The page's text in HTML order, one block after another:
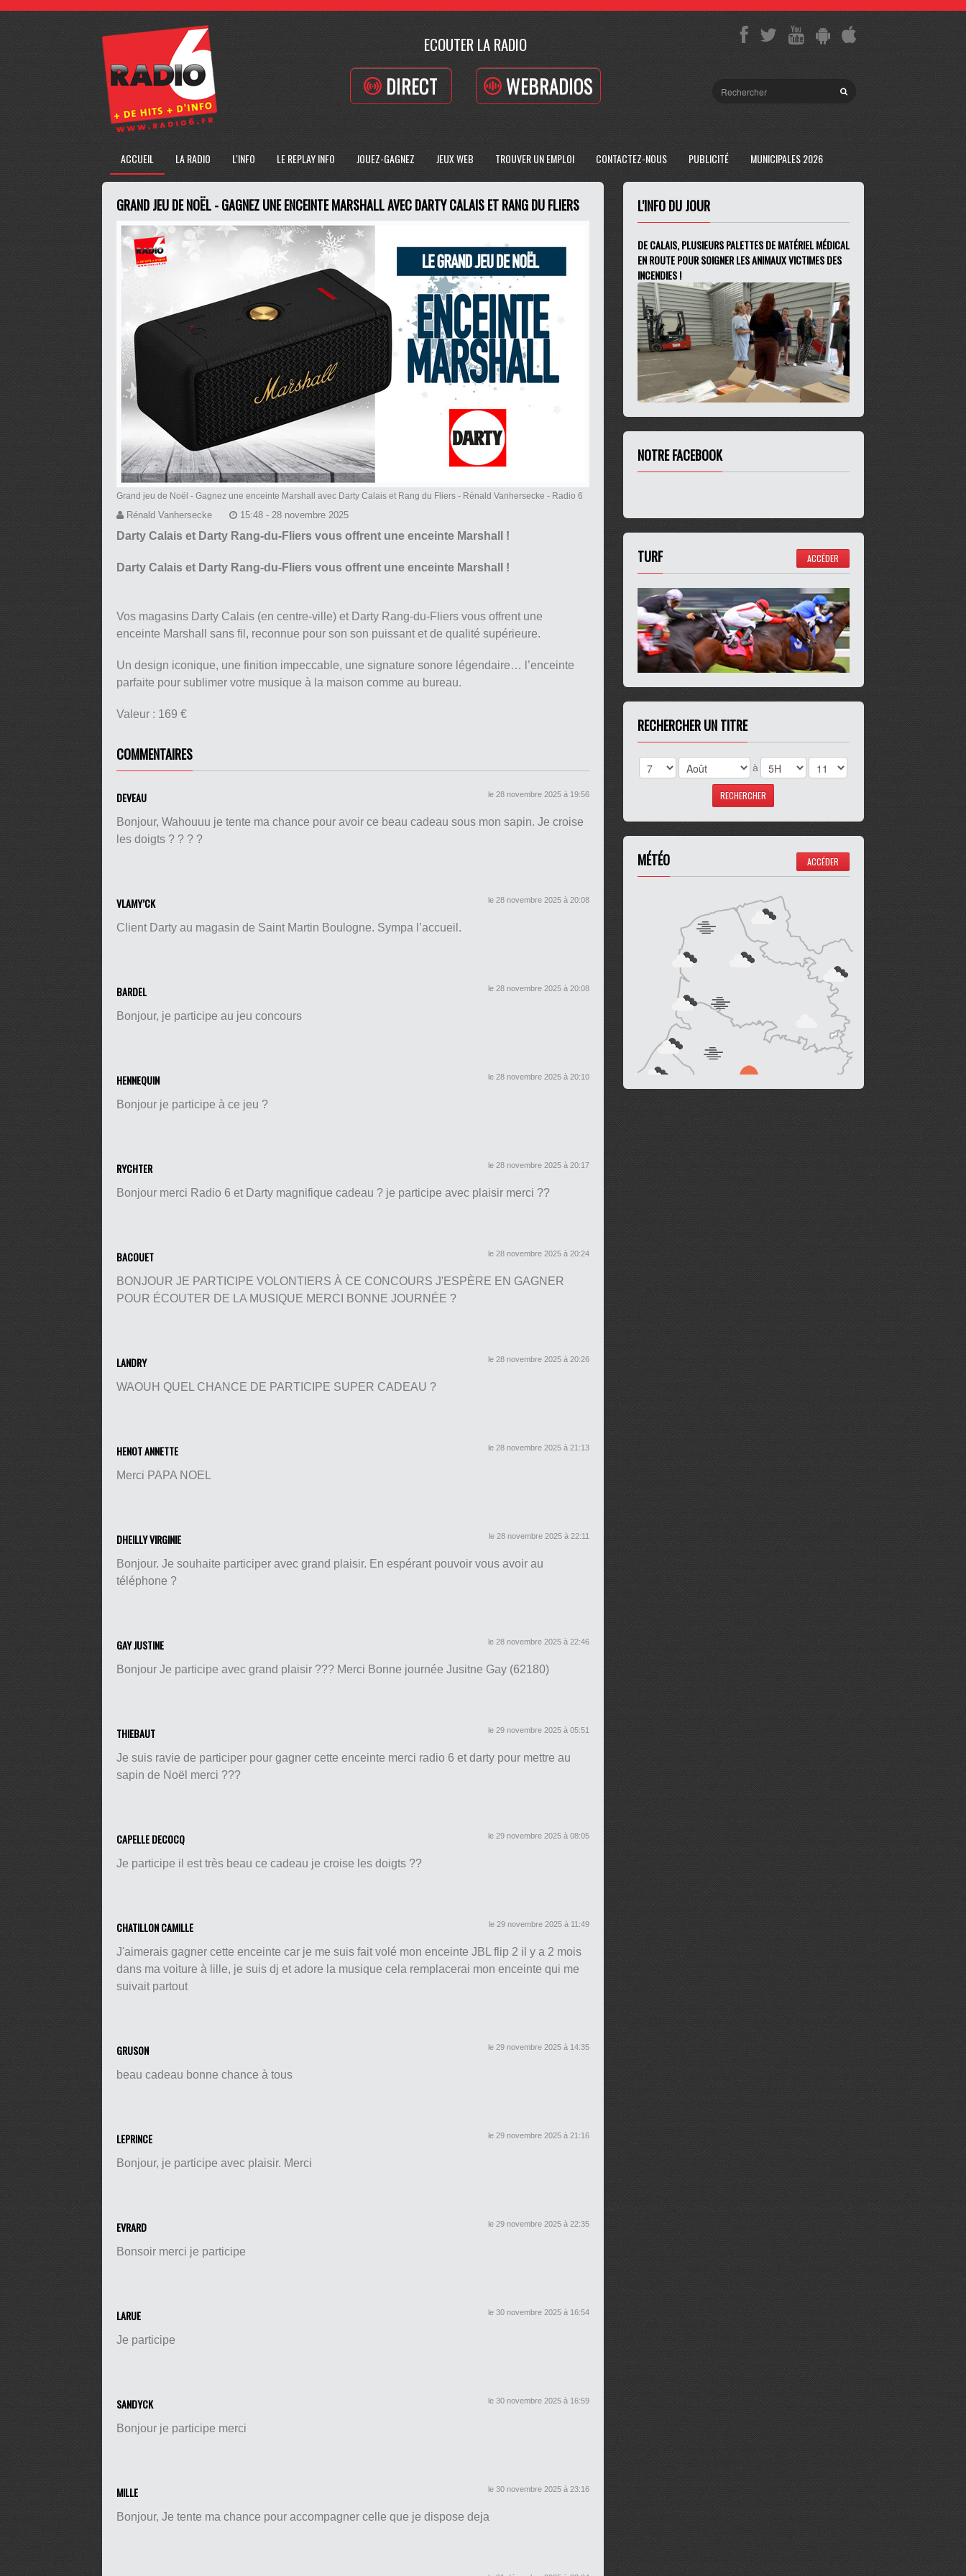
ECOUTER LA RADIO
DIRECT WEBRADIOS
ACCUEIL LA RADIO L'INFO LE REPLAY INFO JOUEZ-GAGNEZ JEUX WEB TROUVER UN EMPLOI CONTACTEZ-NOUS PUBLICITÉ MUNICIPALES 2026
GRAND JEU DE NOËL - GAGNEZ UNE ENCEINTE MARSHALL AVEC DARTY CALAIS ET RANG DU FLIERS
Grand jeu de Noël - Gagnez une enceinte Marshall avec Darty Calais et Rang du Fliers - Rénald Vanhersecke - Radio 6
Rénald Vanhersecke 15:48 - 28 novembre 2025
Darty Calais et Darty Rang-du-Fliers vous offrent une enceinte Marshall !
Darty Calais et Darty Rang-du-Fliers vous offrent une enceinte Marshall !
Vos magasins Darty Calais (en centre-ville) et Darty Rang-du-Fliers vous offrent une
enceinte Marshall sans fil, reconnue pour son son puissant et de qualité supérieure.
Un design iconique, une finition impeccable, une signature sonore légendaire… l’enceinte
parfaite pour sublimer votre musique à la maison comme au bureau.
Valeur : 169 €
COMMENTAIRES
DEVEAU le 28 novembre 2025 à 19:56
Bonjour, Wahouuu je tente ma chance pour avoir ce beau cadeau sous mon sapin. Je croise
les doigts ? ? ? ?
VLAMY’CK le 28 novembre 2025 à 20:08
Client Darty au magasin de Saint Martin Boulogne. Sympa l’accueil.
BARDEL le 28 novembre 2025 à 20:08
Bonjour, je participe au jeu concours
HENNEQUIN le 28 novembre 2025 à 20:10
Bonjour je participe à ce jeu ?
RYCHTER le 28 novembre 2025 à 20:17
Bonjour merci Radio 6 et Darty magnifique cadeau ? je participe avec plaisir merci ??
BACOUET le 28 novembre 2025 à 20:24
BONJOUR JE PARTICIPE VOLONTIERS À CE CONCOURS J'ESPÈRE EN GAGNER
POUR ÉCOUTER DE LA MUSIQUE MERCI BONNE JOURNÉE ?
LANDRY le 28 novembre 2025 à 20:26
WAOUH QUEL CHANCE DE PARTICIPE SUPER CADEAU ?
HENOT ANNETTE le 28 novembre 2025 à 21:13
Merci PAPA NOEL
DHEILLY VIRGINIE le 28 novembre 2025 à 22:11
Bonjour. Je souhaite participer avec grand plaisir. En espérant pouvoir vous avoir au
téléphone ?
GAY JUSTINE le 28 novembre 2025 à 22:46
Bonjour Je participe avec grand plaisir ??? Merci Bonne journée Jusitne Gay (62180)
THIEBAUT le 29 novembre 2025 à 05:51
Je suis ravie de participer pour gagner cette enceinte merci radio 6 et darty pour mettre au
sapin de Noël merci ???
CAPELLE DECOCQ le 29 novembre 2025 à 08:05
Je participe il est très beau ce cadeau je croise les doigts ??
CHATILLON CAMILLE le 29 novembre 2025 à 11:49
J'aimerais gagner cette enceinte car je me suis fait volé mon enceinte JBL flip 2 il y a 2 mois
dans ma voiture à lille, je suis dj et adore la musique cela remplacerai mon enceinte qui me
suivait partout
GRUSON le 29 novembre 2025 à 14:35
beau cadeau bonne chance à tous
LEPRINCE le 29 novembre 2025 à 21:16
Bonjour, je participe avec plaisir. Merci
EVRARD le 29 novembre 2025 à 22:35
Bonsoir merci je participe
LARUE le 30 novembre 2025 à 16:54
Je participe
SANDYCK le 30 novembre 2025 à 16:59
Bonjour je participe merci
MILLE le 30 novembre 2025 à 23:16
Bonjour, Je tente ma chance pour accompagner celle que je dispose deja
L'INFO DU JOUR
DE CALAIS, PLUSIEURS PALETTES DE MATÉRIEL MÉDICAL
EN ROUTE POUR SOIGNER LES ANIMAUX VICTIMES DES
INCENDIES !
NOTRE FACEBOOK
TURF ACCÉDER
RECHERCHER UN TITRE
à
MÉTÉO ACCÉDER